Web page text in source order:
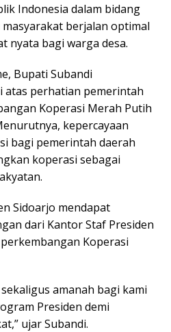
Indonesia dalam bidang
berjalan optimal
nyata bagi warga desa.
Bupati Subandi
atas perhatian pemerintah
Koperasi Merah Putih
kepercayaan
bagi pemerintah daerah
koperasi sebagai
Sidoarjo mendapat
dari Kantor Staf Presiden
Koperasi
amanah bagi kami
Presiden demi
ujar Subandi.